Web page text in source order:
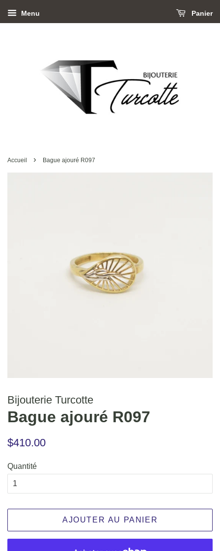
Menu Panier
Accueil › Bague ajouré R097
Bijouterie Turcotte
Bague ajouré R097
Prix
$410.00
Quantité
AJOUTER AU PANIER